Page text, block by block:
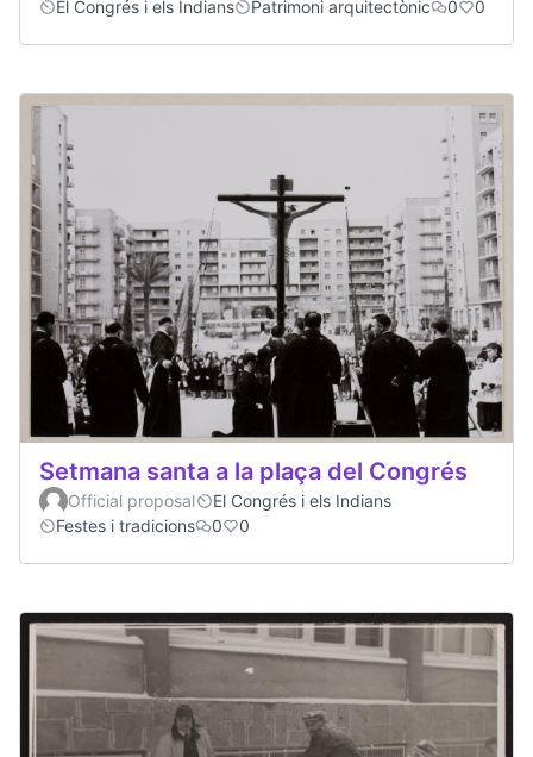
El Congrés i els Indians
Patrimoni arquitectònic 0 0
Setmana santa a la plaça del Congrés
Official proposal
El Congrés i els Indians
Festes i tradicions
0 0